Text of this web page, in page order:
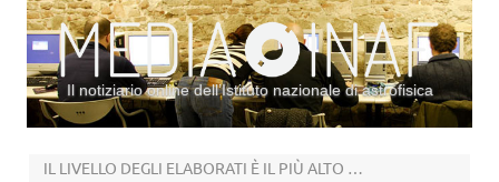
Il notiziario online dell’Istituto nazionale di astrofisica
IL LIVELLO DEGLI ELABORATI È IL PIÙ ALTO DI SEMPRE